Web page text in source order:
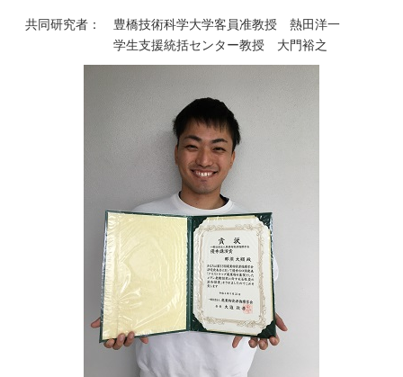
共同研究者： 豊橋技術科学大学客員准教授 熱田洋一
学生支援統括センター教授 大門裕之